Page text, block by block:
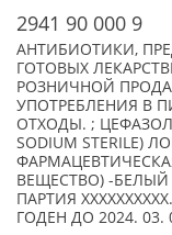
2941 90 000 9
АНТИБИОТИКИ,
ГОТОВЫХ
РОЗНИЧНОЙ
УПОТРЕБЛЕНИЯ В
ОТХОДЫ. ;
SODIUM
ВЕЩЕСТВО) -
ПАРТИЯ
ГОДЕН ДО 2024.